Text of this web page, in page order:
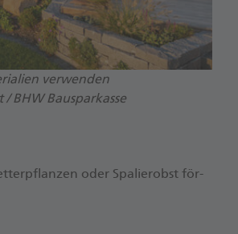
verwenden
BHW Bausparkasse
oder Spa­lier­obst för­